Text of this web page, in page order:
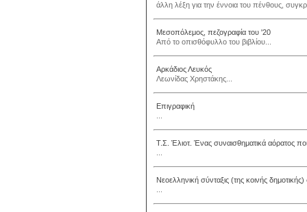
άλλη λέξη για την έννοια του πένθους,
Μεσοπόλεμος, πεζογραφία του '20
Από το οπισθόφυλλο του βιβλίου...
Αρκάδιος Λευκός
Λεωνίδας Χρηστάκης...
Επιγραφική
Τ.Σ. Έλιοτ. Ένας συναισθηματικά αόρατος
Νεοελληνική σύνταξις (της κοινής δημοτικής)